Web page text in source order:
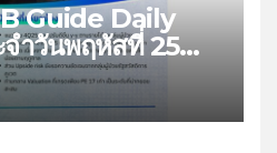
Guide Daily
ำวันพฤหัสที่ 25
ข้อ “ติดตามยอด